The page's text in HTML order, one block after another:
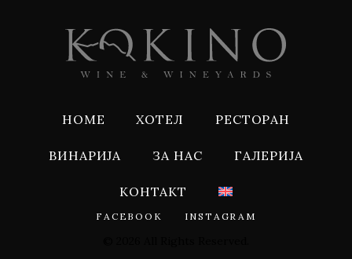
HOME ХОТЕЛ РЕСТОРАН
ВИНАРИЈА ЗА НАС ГАЛЕРИЈА
КОНТАКТ
FACEBOOK INSTAGRAM